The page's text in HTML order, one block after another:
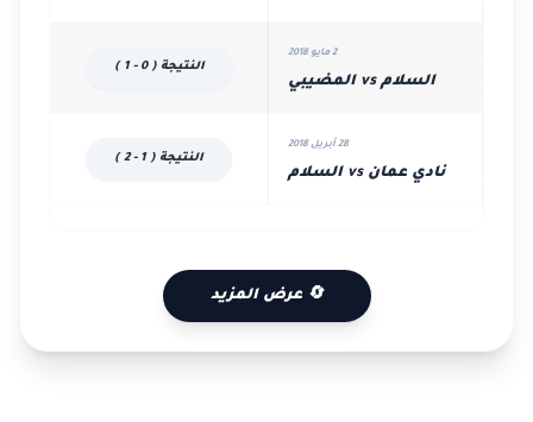
2 مايو 2018
السلام vs المضيبي
النتيجة ( 0 - 1 )
28 أبريل 2018
نادي عمان vs السلام
النتيجة ( 1 - 2 )
🔄 عرض المزيد